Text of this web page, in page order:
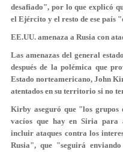
desafiado", por lo que explicó
el Ejército y el resto de ese país
EE.UU. amenaza a Rusia con
Las amenazas del general
después de la polémica que
Estado norteamericano, John
atentados en su territorio si no
Kirby aseguró que "los grupos
vacíos que hay en Siria para
incluir ataques contra los
Rusia", que "seguirá